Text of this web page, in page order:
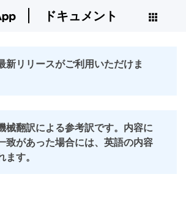
ドキュメント
新リリースがご利用いただけま
械翻訳による参考訳です。内容に
致があった場合には、英語の内容
ます。